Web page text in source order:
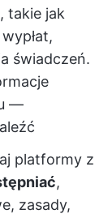
, takie jak
świadczeń.
—
platformy z
,
zasady,